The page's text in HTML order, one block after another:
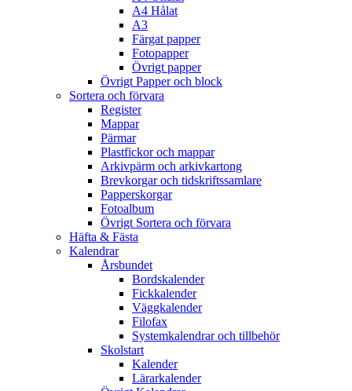
A4 Hålat
A3
Färgat papper
Fotopapper
Övrigt papper
Övrigt Papper och block
Sortera och förvara
Register
Mappar
Pärmar
Plastfickor och mappar
Arkivpärm och arkivkartong
Brevkorgar och tidskriftssamlare
Papperskorgar
Fotoalbum
Övrigt Sortera och förvara
Häfta & Fästa
Kalendrar
Årsbundet
Bordskalender
Fickkalender
Väggkalender
Filofax
Systemkalendrar och tillbehör
Skolstart
Kalender
Lärarkalender